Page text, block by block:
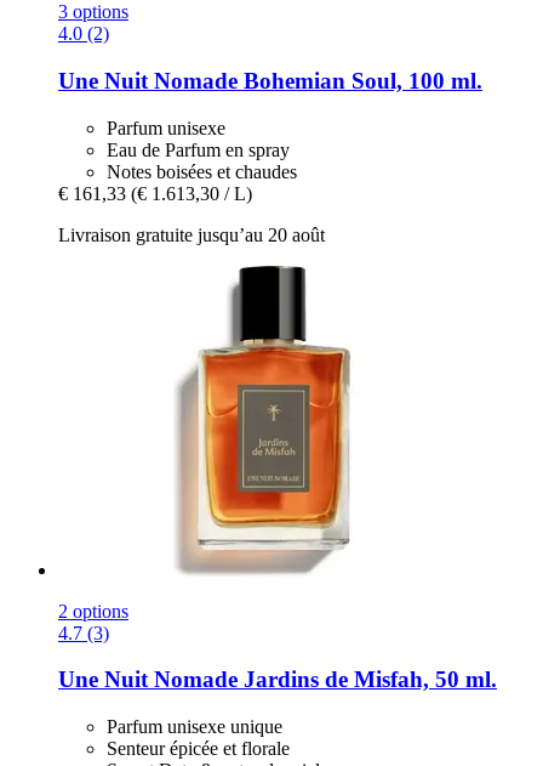
3 options
4.0 (2)
Une Nuit Nomade Bohemian Soul, 100 ml.
Parfum unisexe
Eau de Parfum en spray
Notes boisées et chaudes
€ 161,33 (€ 1.613,30 / L)
Livraison gratuite jusqu’au 20 août
2 options
4.7 (3)
Une Nuit Nomade Jardins de Misfah, 50 ml.
Parfum unisexe unique
Senteur épicée et florale